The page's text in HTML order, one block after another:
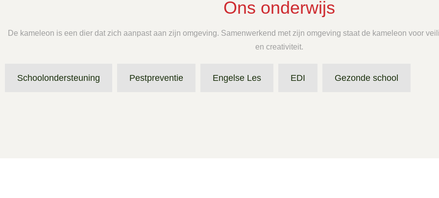
Ons onderwijs
De kameleon is een dier dat zich aanpast aan zijn omgeving. Samenwerkend met zijn omgeving staat de kameleon voor
en creativiteit.
Schoolondersteuning Pestpreventie Engelse Les EDI Gezonde school